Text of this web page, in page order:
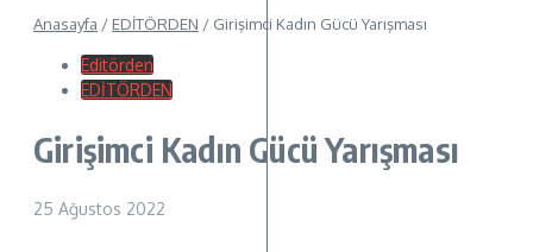
Anasayfa / EDİTÖRDEN / Girişimci Kadın Gücü Yarışması
Editörden
EDİTÖRDEN
Girişimci Kadın Gücü Yarışması
25 Ağustos 2022